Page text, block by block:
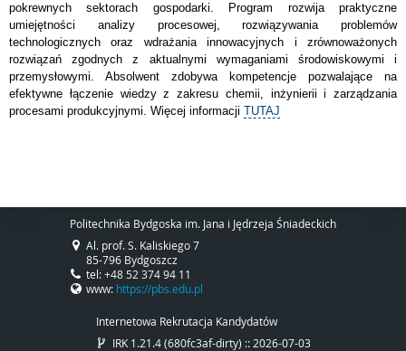
pokrewnych sektorach gospodarki. Program rozwija praktyczne
umiejętności analizy procesowej, rozwiązywania problemów
technologicznych oraz wdrażania innowacyjnych i zrównoważonych
rozwiązań zgodnych z aktualnymi wymaganiami środowiskowymi i
przemysłowymi. Absolwent zdobywa kompetencje pozwalające na
efektywne łączenie wiedzy z zakresu chemii, inżynierii i zarządzania
procesami produkcyjnymi. Więcej informacji TUTAJ
Politechnika Bydgoska im. Jana i Jędrzeja Śniadeckich
Al. prof. S. Kaliskiego 7
85-796 Bydgoszcz
tel: +48 52 374 94 11
www: https://pbs.edu.pl
Internetowa Rekrutacja Kandydatów
IRK 1.21.4 (680fc3af-dirty) :: 2026-07-03